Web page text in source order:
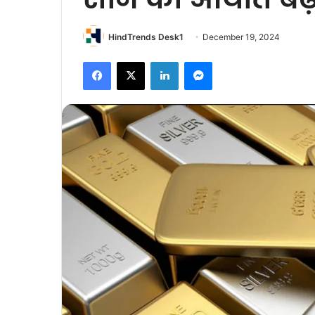
HindTrends Desk1 December 19, 2024
Facebook
X LinkedInMessenger